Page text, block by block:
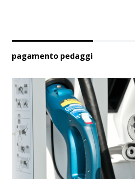
pagamento pedaggi